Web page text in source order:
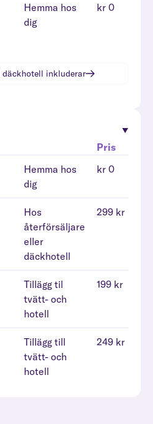
Hemma hos
dig
kr 0
däckhotell inkluderar
Pris
Hemma hos
dig
kr 0
Hos
återförsäljare
eller
däckhotell
299 kr
Tillägg til
tvätt- och
hotell
199 kr
Tillägg till
tvätt- och
hotell
249 kr